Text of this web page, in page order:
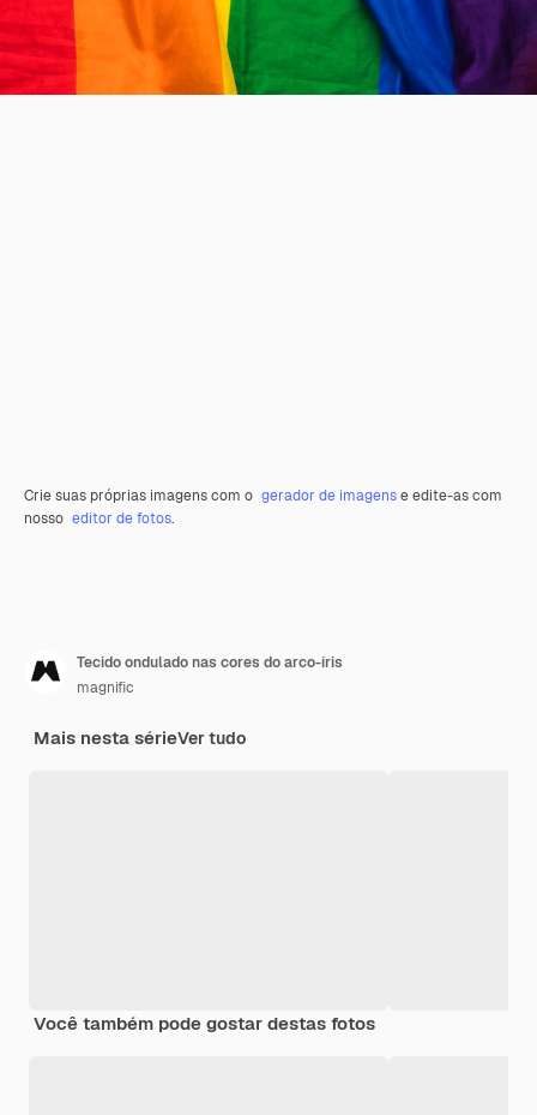
Crie suas próprias imagens com o gerador de imagense edite-as com
nosso editor de fotos.
Tecido ondulado nas cores do arco-íris
magnific
Mais nesta sérieVer tudo
Você também pode gostar destas fotos